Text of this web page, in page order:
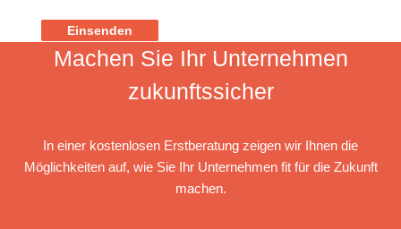
Einsenden
Machen Sie Ihr Unternehmen
zukunftssicher
In einer kostenlosen Erstberatung zeigen wir Ihnen die
Möglichkeiten auf, wie Sie Ihr Unternehmen fit für die Zukunft
machen.